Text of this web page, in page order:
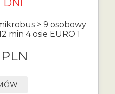
DNI
> 9 osobowy
min 4 osie EURO 1